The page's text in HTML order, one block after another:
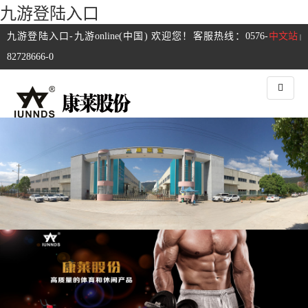
九游登陆入口
中文站 |
九游登陆入口-九游online(中国) 欢迎您！客服热线：0576-
82728666-0